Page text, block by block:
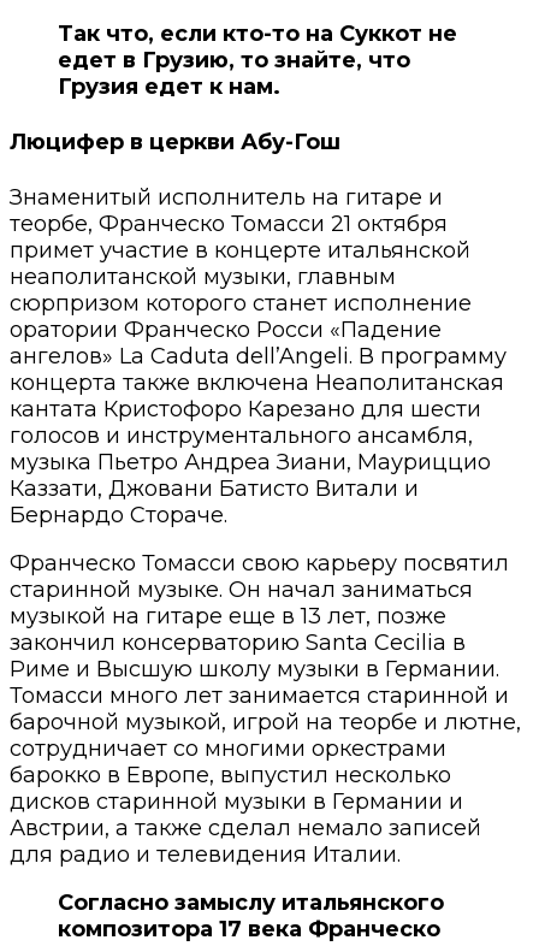
Так что, если кто-то на Суккот не
едет в Грузию, то знайте, что
Грузия едет к нам.
Люцифер в церкви Абу-Гош
Знаменитый исполнитель на гитаре и
теорбе, Франческо Томасси 21 октября
примет участие в концерте итальянской
неаполитанской музыки, главным
сюрпризом которого станет исполнение
оратории Франческо Росси «Падение
ангелов» La Caduta dell’Angeli. В программу
концерта также включена Неаполитанская
кантата Кристофоро Карезано для шести
голосов и инструментального ансамбля,
музыка Пьетро Андреа Зиани, Мауриццио
Каззати, Джовани Батисто Витали и
Бернардо Стораче.
Франческо Томасси свою карьеру посвятил
старинной музыке. Он начал заниматься
музыкой на гитаре еще в 13 лет, позже
закончил консерваторию Santa Сecilia в
Риме и Высшую школу музыки в Германии.
Томасси много лет занимается старинной и
барочной музыкой, игрой на теорбе и лютне,
сотрудничает со многими оркестрами
барокко в Европе, выпустил несколько
дисков старинной музыки в Германии и
Австрии, а также сделал немало записей
для радио и телевидения Италии.
Согласно замыслу итальянского
композитора 17 века Франческо